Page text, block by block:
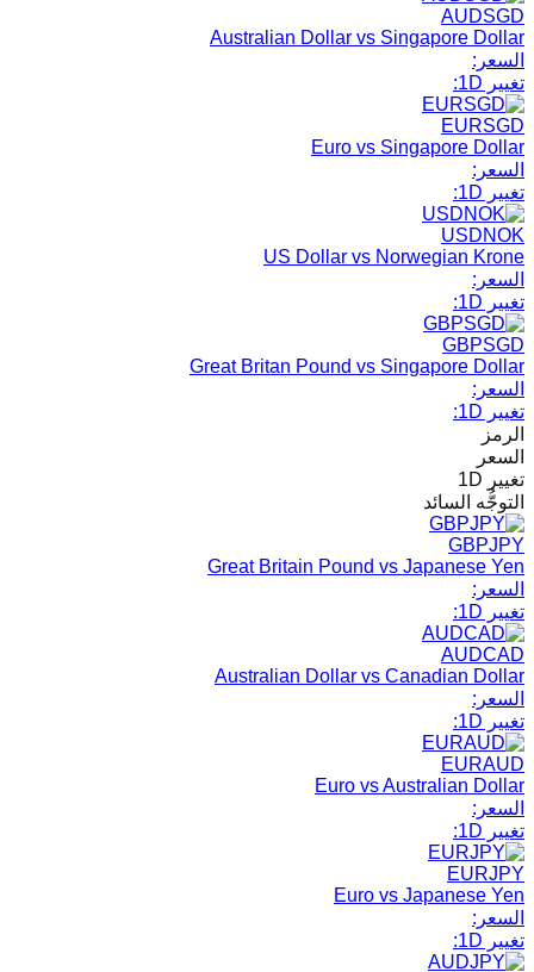
AUDSGD
Australian Dollar vs Singapore Dollar
السعر:
تغيير 1D:
EURSGD
Euro vs Singapore Dollar
السعر:
تغيير 1D:
USDNOK
US Dollar vs Norwegian Krone
السعر:
تغيير 1D:
GBPSGD
Great Britan Pound vs Singapore Dollar
السعر:
تغيير 1D:
الرمز
السعر
تغيير 1D
التوجُّه السائد
GBPJPY
Great Britain Pound vs Japanese Yen
السعر:
تغيير 1D:
AUDCAD
Australian Dollar vs Canadian Dollar
السعر:
تغيير 1D:
EURAUD
Euro vs Australian Dollar
السعر:
تغيير 1D:
EURJPY
Euro vs Japanese Yen
السعر:
تغيير 1D: